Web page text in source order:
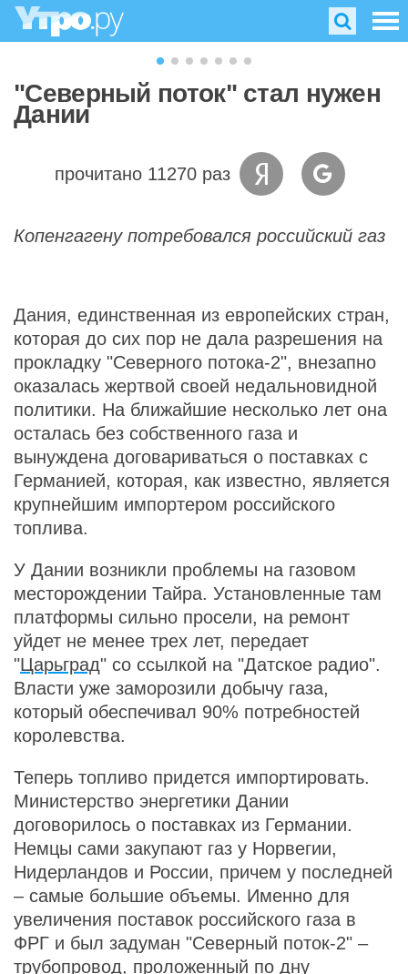
"Северный поток" стал нужен
Дании
прочитано 11270 раз
Копенгагену потребовался российский газ
Дания, единственная из европейских стран,
которая до сих пор не дала разрешения на
прокладку "Северного потока-2", внезапно
оказалась жертвой своей недальновидной
политики. На ближайшие несколько лет она
осталась без собственного газа и
вынуждена договариваться о поставках с
Германией, которая, как известно, является
крупнейшим импортером российского
топлива.
У Дании возникли проблемы на газовом
месторождении Тайра. Установленные там
платформы сильно просели, на ремонт
уйдет не менее трех лет, передает
"Царьград" со ссылкой на "Датское радио".
Власти уже заморозили добычу газа,
который обеспечивал 90% потребностей
королевства.
Теперь топливо придется импортировать.
Министерство энергетики Дании
договорилось о поставках из Германии.
Немцы сами закупают газ у Норвегии,
Нидерландов и России, причем у последней
– самые большие объемы. Именно для
увеличения поставок российского газа в
ФРГ и был задуман "Северный поток-2" –
трубопровод, проложенный по дну